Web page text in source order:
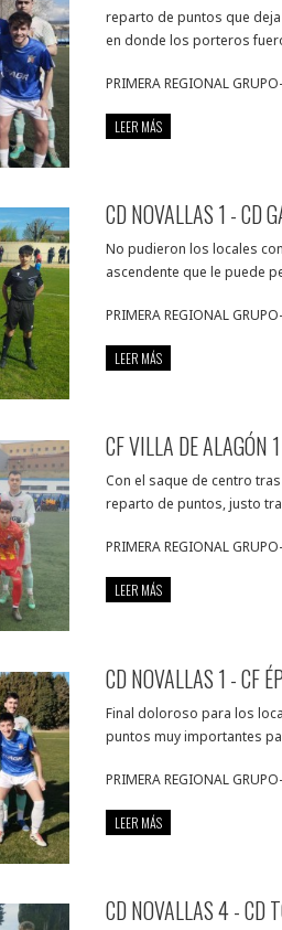
reparto de puntos que
en donde los porteros
PRIMERA REGIONAL
LEER MÁS
CD NOVALLAS 1 - CD
No pudieron los locales
ascendente que le puede
PRIMERA REGIONAL
LEER MÁS
CF VILLA DE ALAGÓN
Con el saque de centro
reparto de puntos, justo
PRIMERA REGIONAL
LEER MÁS
CD NOVALLAS 1 - CF
Final doloroso para los
puntos muy importantes
PRIMERA REGIONAL
LEER MÁS
CD NOVALLAS 4 - CD